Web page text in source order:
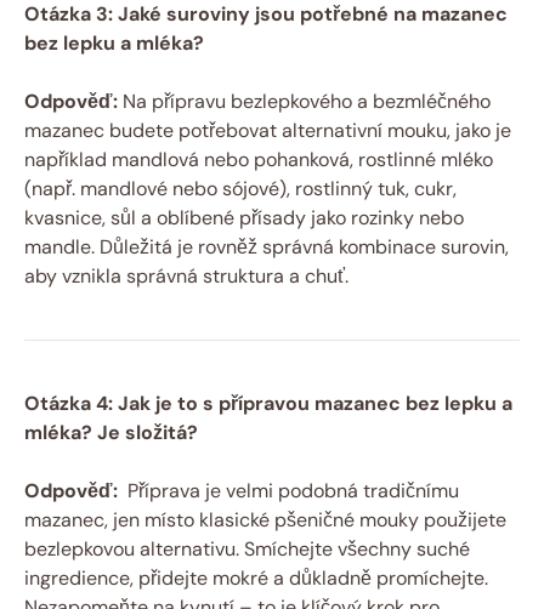
Otázka ‍3:⁢ Jaké ‌suroviny⁤ jsou potřebné ⁢na mazanec
bez‍ lepku a‍ mléka?
Odpověď: ⁤Na ‌přípravu bezlepkového‌ a bezmléčného
⁣mazanec⁢ budete potřebovat alternativní mouku, jako je
například mandlová nebo pohanková,⁣ rostlinné mléko
(např. mandlové‌ nebo ​sójové), ‍rostlinný tuk, cukr,
⁢kvasnice, sůl a oblíbené přísady jako rozinky ⁤nebo
mandle. Důležitá je rovněž správná‍ kombinace ‌surovin,
aby vznikla správná struktura a chuť.
Otázka 4:​ Jak je to s⁣ přípravou mazanec bez lepku a
mléka? Je složitá?
Odpověď: ⁤ Příprava je ⁣velmi podobná tradičnímu
‍mazanec, jen místo⁤ klasické pšeničné ⁢mouky použijete
bezlepkovou ‍alternativu. Smíchejte všechny suché
ingredience,‌ přidejte⁤ mokré a důkladně promíchejte.